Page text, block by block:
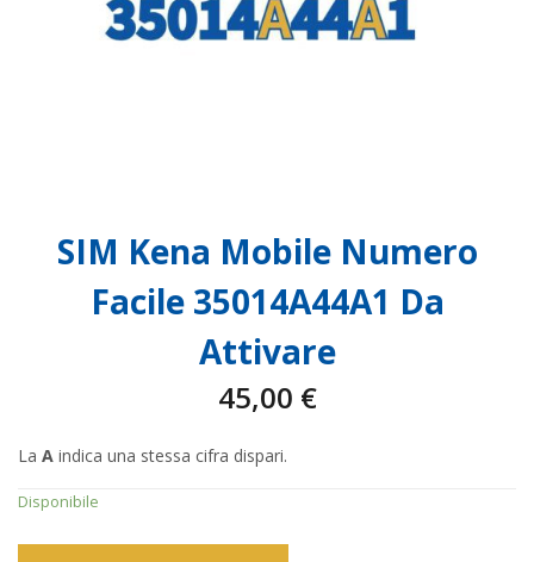
SIM Kena Mobile Numero
Facile 35014A44A1 Da
Attivare
45,00 €
La A indica una stessa cifra dispari.
Disponibile